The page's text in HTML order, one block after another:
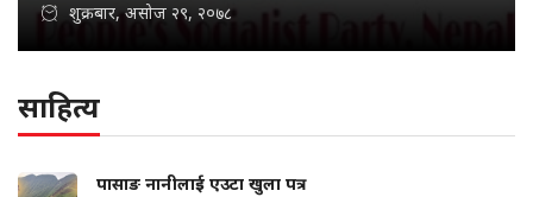
शुक्रबार, असोज २९, २०७८
साहित्य
पासाङ नानीलाई एउटा खुला पत्र